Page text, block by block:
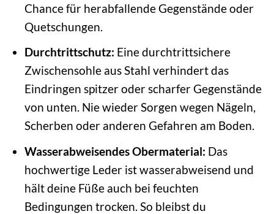
Chance für herabfallende Gegenstände oder
Quetschungen.
Durchtrittschutz: Eine durchtrittsichere
Zwischensohle aus Stahl verhindert das
Eindringen spitzer oder scharfer Gegenstände
von unten. Nie wieder Sorgen wegen Nägeln,
Scherben oder anderen Gefahren am Boden.
Wasserabweisendes Obermaterial: Das
hochwertige Leder ist wasserabweisend und
hält deine Füße auch bei feuchten
Bedingungen trocken. So bleibst du